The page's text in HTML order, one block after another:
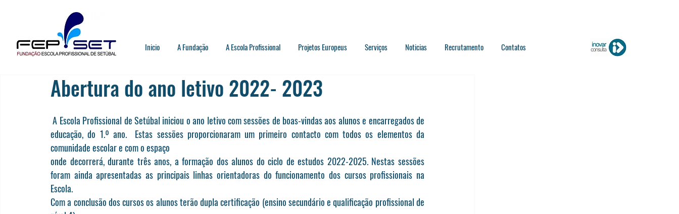
Inicio A Fundação A Escola Profissional Projetos Europeus Serviços Noticias Recrutamento Contatos
Abertura do ano letivo 2022- 2023
A Escola Profissional de Setúbal iniciou o ano letivo com sessões de boas-vindas aos alunos e encarregados de
educação, do 1.º ano.  Estas sessões proporcionaram um primeiro contacto com todos os elementos da
comunidade escolar e com o espaço
onde decorrerá, durante três anos, a formação dos alunos do ciclo de estudos 2022-2025. Nestas sessões
foram ainda apresentadas as principais linhas orientadoras do funcionamento dos cursos profissionais na
Escola.
Com a conclusão dos cursos os alunos terão dupla certificação (ensino secundário e qualificação profissional de